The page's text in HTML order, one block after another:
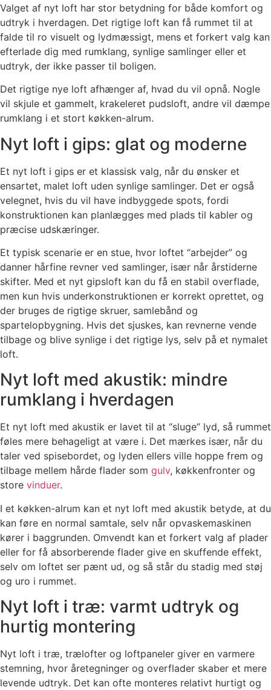
Valget af nyt loft har stor betydning for både komfort og
udtryk i hverdagen. Det rigtige loft kan få rummet til at
falde til ro visuelt og lydmæssigt, mens et forkert valg kan
efterlade dig med rumklang, synlige samlinger eller et
udtryk, der ikke passer til boligen.
Det rigtige nye loft afhænger af, hvad du vil opnå. Nogle
vil skjule et gammelt, krakeleret pudsloft, andre vil dæmpe
rumklang i et stort køkken-alrum.
Nyt loft i gips: glat og moderne
Et nyt loft i gips er et klassisk valg, når du ønsker et
ensartet, malet loft uden synlige samlinger. Det er også
velegnet, hvis du vil have indbyggede spots, fordi
konstruktionen kan planlægges med plads til kabler og
præcise udskæringer.
Et typisk scenarie er en stue, hvor loftet “arbejder” og
danner hårfine revner ved samlinger, især når årstiderne
skifter. Med et nyt gipsloft kan du få en stabil overflade,
men kun hvis underkonstruktionen er korrekt oprettet, og
der bruges de rigtige skruer, samlebånd og
spartelopbygning. Hvis det sjuskes, kan revnerne vende
tilbage og blive synlige i det rigtige lys, selv på et nymalet
loft.
Nyt loft med akustik: mindre
rumklang i hverdagen
Et nyt loft med akustik er lavet til at “sluge” lyd, så rummet
føles mere behageligt at være i. Det mærkes især, når du
taler ved spisebordet, og lyden ellers ville hoppe frem og
tilbage mellem hårde flader som gulv, køkkenfronter og
store vinduer.
I et køkken-alrum kan et nyt loft med akustik betyde, at du
kan føre en normal samtale, selv når opvaskemaskinen
kører i baggrunden. Omvendt kan et forkert valg af plader
eller for få absorberende flader give en skuffende effekt,
selv om loftet ser pænt ud, og så står du stadig med støj
og uro i rummet.
Nyt loft i træ: varmt udtryk og
hurtig montering
Nyt loft i træ, trælofter og loftpaneler giver en varmere
stemning, hvor åretegninger og overflader skaber et mere
levende udtryk. Det kan ofte monteres relativt hurtigt og